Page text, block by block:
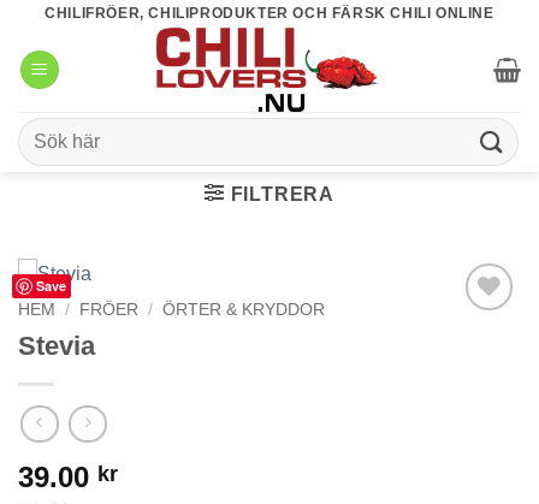
content
CHILIFRÖER, CHILIPRODUKTER OCH FÄRSK CHILI ONLINE
Sök
efter:
FILTRERA
Save
HEM / FRÖER / ÖRTER & KRYDDOR
Stevia
39.00 kr